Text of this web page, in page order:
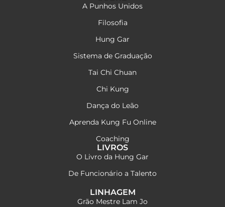
A Punhos Unidos
Filosofia
Hung Gar
Sistema de Graduação
Tai Chi Chuan
Chi Kung
Dança do Leão
Aprenda Kung Fu Online
Coaching
LIVROS
O Livro da Hung Gar
De Funcionário a Talento
LINHAGEM
Grão Mestre Lam Jo